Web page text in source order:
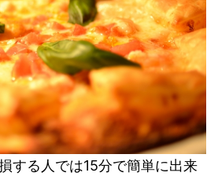
する人では15分で簡単に出来